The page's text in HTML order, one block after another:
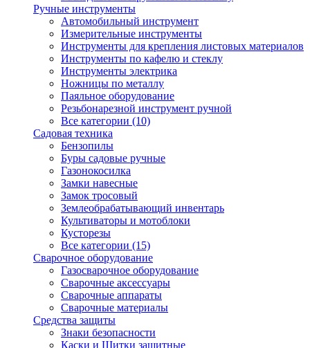
Ручные инструменты
Автомобильный инструмент
Измерительные инструменты
Инструменты для крепления листовых материалов
Инструменты по кафелю и стеклу
Инструменты электрика
Ножницы по металлу
Паяльное оборудование
Резьбонарезной инструмент ручной
Все категории (10)
Садовая техника
Бензопилы
Буры садовые ручные
Газонокосилка
Замки навесные
Замок тросовый
Землеобрабатывающий инвентарь
Культиваторы и мотоблоки
Кусторезы
Все категории (15)
Сварочное оборудование
Газосварочное оборудование
Сварочные аксессуары
Сварочные аппараты
Сварочные материалы
Средства защиты
Знаки безопасности
Каски и Щитки защитные